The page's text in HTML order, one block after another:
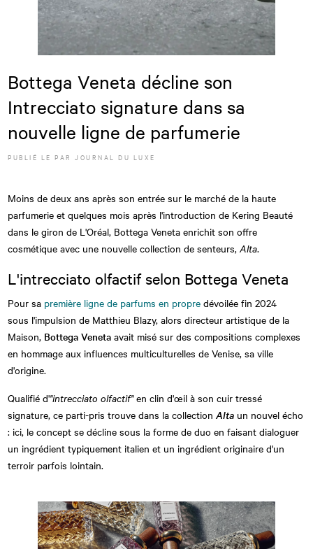
Bottega Veneta décline son
Intrecciato signature dans sa
nouvelle ligne de parfumerie
PUBLIÉ LEPAR JOURNAL DU LUXE
Moins de deux ans après son entrée sur le marché de la haute
parfumerie et quelques mois après l'introduction de Kering Beauté
dans le giron de L'Oréal, Bottega Veneta enrichit son offre
cosmétique avec une nouvelle collection de senteurs,Alta.
L'intrecciato olfactif selon Bottega Veneta
Pour sa première ligne de parfums en propre dévoilée fin 2024
sous l'impulsion de Matthieu Blazy, alors directeur artistique de la
Maison, Bottega Veneta avait misé sur des compositions complexes
en hommage aux influences multiculturelles de Venise, sa ville
d'origine.
Qualifié d'"intrecciato olfactif"en clin d'œil à son cuir tressé
signature, ce parti-pris trouve dans la collectionAlta un nouvel écho
: ici, le concept se décline sous la forme de duo en faisant dialoguer
un ingrédient typiquement italien et un ingrédient originaire d'un
terroir parfois lointain.